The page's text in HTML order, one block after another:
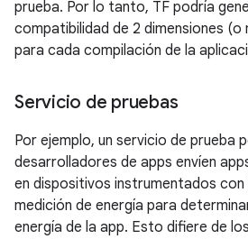
prueba. Por lo tanto, TF podría
compatibilidad de 2 dimensiones (o
para cada compilación de la
Servicio de pruebas
Por ejemplo, un servicio de prueba
desarrolladores de apps envíen
en dispositivos instrumentados
medición de energía para
energía de la app. Esto difiere de